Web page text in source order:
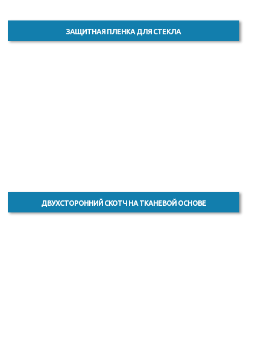
ЗАЩИТНАЯ ПЛЕНКА ДЛЯ СТЕКЛА
ДВУХСТОРОННИЙ СКОТЧ НА ТКАНЕВОЙ ОСНОВЕ